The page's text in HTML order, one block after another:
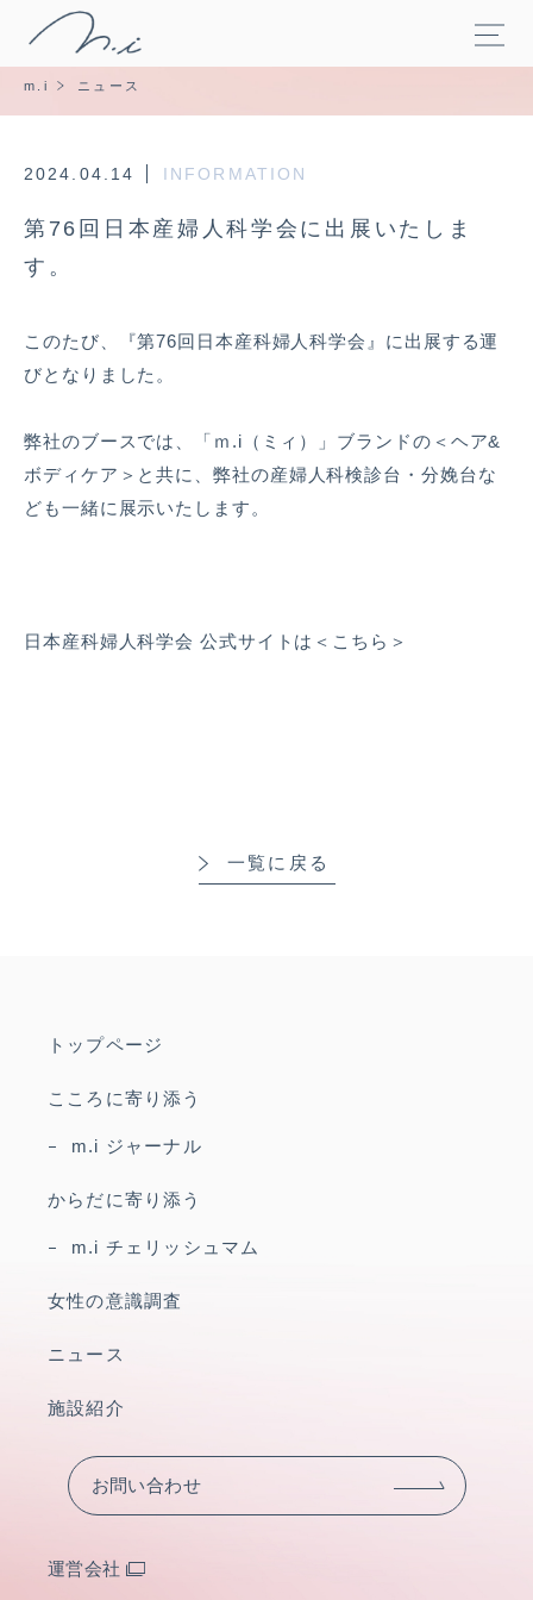
m.i ニュース
2024.04.14 INFORMATION
第76回日本産婦人科学会に出展いたしま
す。
このたび、『第76回日本産科婦人科学会』に出展する運
びとなりました。
弊社のブースでは、「ｍ.i（ミィ）」ブランドの＜ ヘア&
ボディケア ＞と共に、弊社の産婦人科検診台・分娩台な
ども一緒に展示いたします。
日本産科婦人科学会 公式サイトは＜ こちら ＞
一覧に戻る
トップページ
こころに寄り添う
m.i ジャーナル
からだに寄り添う
m.i チェリッシュマム
女性の意識調査
ニュース
施設紹介
お問い合わせ
運営会社